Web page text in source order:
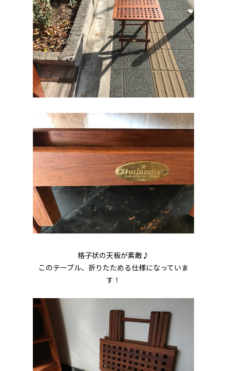
格子状の天板が素敵♪
このテーブル、折りたためる仕様になっていま
す！